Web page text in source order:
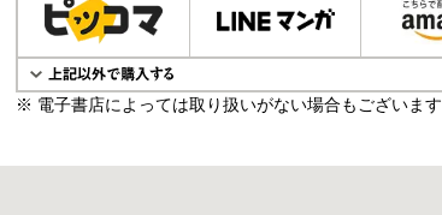
※ 電子書店によっては取り扱いがない場合もございます